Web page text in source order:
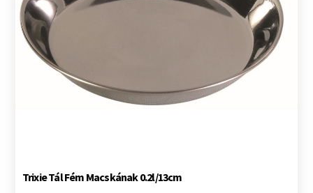
Trixie Tál Fém Macskának 0.2l/13cm